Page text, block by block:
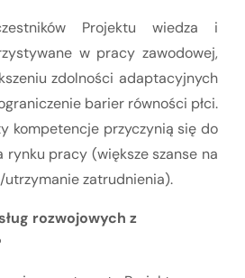
Projektu wiedza i
w pracy zawodowej,
zdolności adaptacyjnych
barier równości płci.
kompetencje przyczynią się do
pracy (większe szanse na
zatrudnienia).
rozwojowych z